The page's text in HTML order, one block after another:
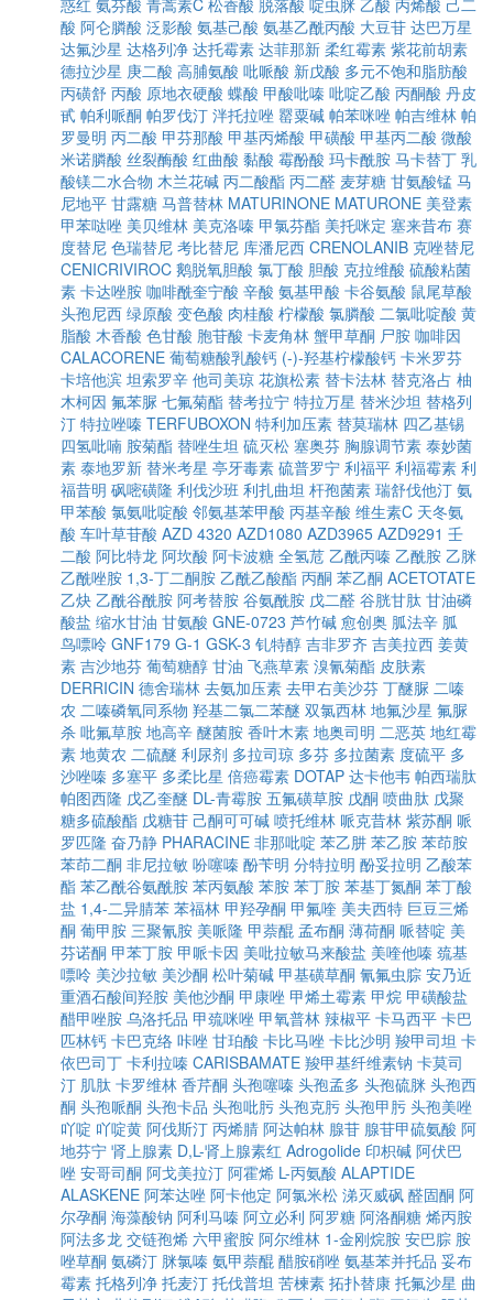
惑红 氨芬酸 青蒿素C 松香酸 脱落酸 啶虫脒 乙酸 丙烯酸 己二
酸 阿仑膦酸 泛影酸 氨基己酸 氨基乙酰丙酸 大豆苷 达巴万星
达氟沙星 达格列净 达托霉素 达菲那新 柔红霉素 紫花前胡素
德拉沙星 庚二酸 高脯氨酸 吡哌酸 新戊酸 多元不饱和脂肪酸
丙磺舒 丙酸 原地衣硬酸 蝶酸 甲酸吡嗪 吡啶乙酸 丙酮酸 丹皮
甙 帕利哌酮 帕罗伐汀 泮托拉唑 罂粟碱 帕苯咪唑 帕吉维林 帕
罗曼明 丙二酸 甲芬那酸 甲基丙烯酸 甲磺酸 甲基丙二酸 微酸
米诺膦酸 丝裂酶酸 红曲酸 黏酸 霉酚酸 玛卡酰胺 马卡替丁 乳
酸镁二水合物 木兰花碱 丙二酸酯 丙二醛 麦芽糖 甘氨酸锰 马
尼地平 甘露糖 马普替林 MATURINONE MATURONE 美登素
甲苯哒唑 美贝维林 美克洛嗪 甲氯芬酯 美托咪定 塞来昔布 赛
度替尼 色瑞替尼 考比替尼 库潘尼西 CRENOLANIB 克唑替尼
CENICRIVIROC 鹅脱氧胆酸 氯丁酸 胆酸 克拉维酸 硫酸粘菌
素 卡达唑胺 咖啡酰奎宁酸 辛酸 氨基甲酸 卡谷氨酸 鼠尾草酸
头孢尼西 绿原酸 变色酸 肉桂酸 柠檬酸 氯膦酸 二氯吡啶酸 黄
脂酸 木香酸 色甘酸 胞苷酸 卡麦角林 蟹甲草酮 尸胺 咖啡因
CALACORENE 葡萄糖酸乳酸钙 (-)-羟基柠檬酸钙 卡米罗芬
卡培他滨 坦索罗辛 他司美琼 花旗松素 替卡法林 替克洛占 柚
木柯因 氟苯脲 七氟菊酯 替考拉宁 特拉万星 替米沙坦 替格列
汀 特拉唑嗪 TERFUBOXON 特利加压素 替莫瑞林 四乙基锡
四氢吡喃 胺菊酯 替唑生坦 硫灭松 塞奥芬 胸腺调节素 泰妙菌
素 泰地罗新 替米考星 亭牙毒素 硫普罗宁 利福平 利福霉素 利
福昔明 砜嘧磺隆 利伐沙班 利扎曲坦 杆孢菌素 瑞舒伐他汀 氨
甲苯酸 氯氨吡啶酸 邻氨基苯甲酸 丙基辛酸 维生素C 天冬氨
酸 车叶草苷酸 AZD 4320 AZD1080 AZD3965 AZD9291 壬
二酸 阿比特龙 阿坎酸 阿卡波糖 全氢苊 乙酰丙嗪 乙酰胺 乙脒
乙酰唑胺 1,3-丁二酮胺 乙酰乙酸酯 丙酮 苯乙酮 ACETOTATE
乙炔 乙酰谷酰胺 阿考替胺 谷氨酰胺 戊二醛 谷胱甘肽 甘油磷
酸盐 缩水甘油 甘氨酸 GNE-0723 芦竹碱 愈创奥 胍法辛 胍
鸟嘌呤 GNF179 G-1 GSK-3 钆特醇 吉非罗齐 吉美拉西 姜黄
素 吉沙地芬 葡萄糖醇 甘油 飞燕草素 溴氰菊酯 皮肤素
DERRICIN 德舍瑞林 去氨加压素 去甲右美沙芬 丁醚脲 二嗪
农 二嗪磷氧同系物 羟基二氯二苯醚 双氯西林 地氟沙星 氟脲
杀 吡氟草胺 地高辛 醚菌胺 香叶木素 地奥司明 二恶英 地红霉
素 地黄农 二硫醚 利尿剂 多拉司琼 多芬 多拉菌素 度硫平 多
沙唑嗪 多塞平 多柔比星 倍癌霉素 DOTAP 达卡他韦 帕西瑞肽
帕图西隆 戊乙奎醚 DL-青霉胺 五氟磺草胺 戊酮 喷曲肽 戊聚
糖多硫酸酯 戊糖苷 己酮可可碱 喷托维林 哌克昔林 紫苏酮 哌
罗匹隆 奋乃静 PHARACINE 非那吡啶 苯乙肼 苯乙胺 苯茚胺
苯茚二酮 非尼拉敏 吩噻嗪 酚苄明 分特拉明 酚妥拉明 乙酸苯
酯 苯乙酰谷氨酰胺 苯丙氨酸 苯胺 苯丁胺 苯基丁氮酮 苯丁酸
盐 1,4-二异腈苯 苯福林 甲羟孕酮 甲氟喹 美夫西特 巨豆三烯
酮 葡甲胺 三聚氰胺 美哌隆 甲萘醌 孟布酮 薄荷酮 哌替啶 美
芬诺酮 甲苯丁胺 甲哌卡因 美吡拉敏马来酸盐 美喹他嗪 巯基
嘌呤 美沙拉敏 美沙酮 松叶菊碱 甲基磺草酮 氰氟虫腙 安乃近
重酒石酸间羟胺 美他沙酮 甲康唑 甲烯土霉素 甲烷 甲磺酸盐
醋甲唑胺 乌洛托品 甲巯咪唑 甲氧普林 辣椒平 卡马西平 卡巴
匹林钙 卡巴克络 咔唑 甘珀酸 卡比马唑 卡比沙明 羧甲司坦 卡
依巴司丁 卡利拉嗪 CARISBAMATE 羧甲基纤维素钠 卡莫司
汀 肌肽 卡罗维林 香芹酮 头孢噻嗪 头孢孟多 头孢硫脒 头孢西
酮 头孢哌酮 头孢卡品 头孢吡肟 头孢克肟 头孢甲肟 头孢美唑
吖啶 吖啶黄 阿伐斯汀 丙烯腈 阿达帕林 腺苷 腺苷甲硫氨酸 阿
地芬宁 肾上腺素 D,L-肾上腺素红 Adrogolide 印枳碱 阿伏巴
唑 安哥司酮 阿戈美拉汀 阿霍烯 L-丙氨酸 ALAPTIDE
ALASKENE 阿苯达唑 阿卡他定 阿氯米松 涕灭威砜 醛固酮 阿
尔孕酮 海藻酸钠 阿利马嗪 阿立必利 阿罗糖 阿洛酮糖 烯丙胺
阿法多龙 交链孢烯 六甲蜜胺 阿尔维林 1-金刚烷胺 安巴腙 胺
唑草酮 氨磷汀 脒氯嗪 氨甲萘醌 醋胺硝唑 氨基苯并托品 妥布
霉素 托格列净 托麦汀 托伐普坦 苦楝素 拓扑替康 托氟沙星 曲